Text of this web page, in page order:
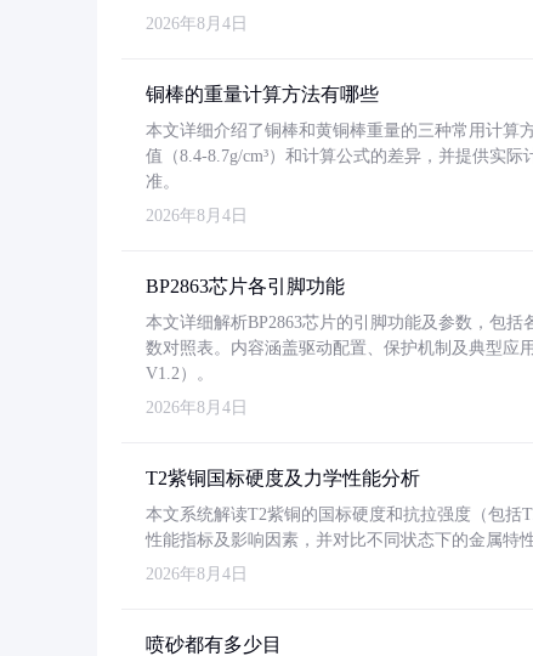
2026年8月4日
铜棒的重量计算方法有哪些
本文详细介绍了铜棒和黄铜棒重量的三种常用计算
值（8.4-8.7g/cm³）和计算公式的差异，并提供实
准。
2026年8月4日
BP2863芯片各引脚功能
本文详细解析BP2863芯片的引脚功能及参数，包
数对照表。内容涵盖驱动配置、保护机制及典型应
V1.2）。
2026年8月4日
T2紫铜国标硬度及力学性能分析
本文系统解读T2紫铜的国标硬度和抗拉强度（包括
性能指标及影响因素，并对比不同状态下的金属特
2026年8月4日
喷砂都有多少目